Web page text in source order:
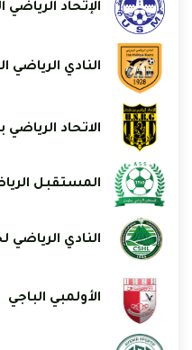
الإتحاد
النادي الرياضي
الاتحاد الرياضي
المستقبل
النادي الرياضي
الأولمبي الباجي